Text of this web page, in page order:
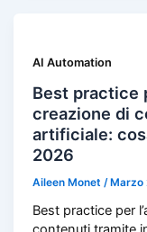
AI Automation
Best practice
creazione di
artificiale:
2026
Aileen Monet /Marzo
Best practice per